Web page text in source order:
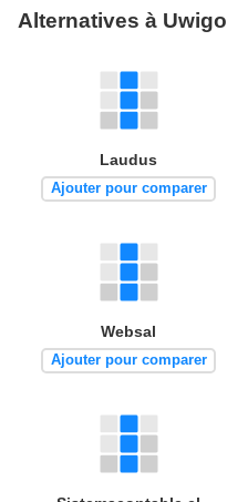
Alternatives à Uwigo
Laudus
Ajouter pour comparer
Websal
Ajouter pour comparer